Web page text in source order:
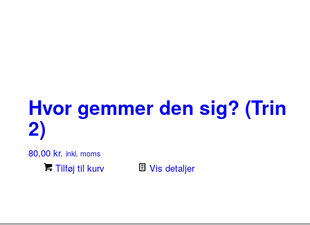
Hvor gemmer den sig? (Trin
2)
80,00 kr. inkl. moms
Tilføj til kurv Vis detaljer